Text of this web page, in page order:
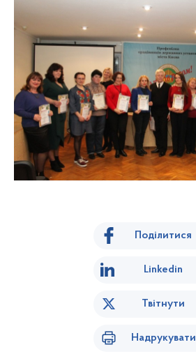
Поділитися
Linkedin
Твітнути
Надрукувати